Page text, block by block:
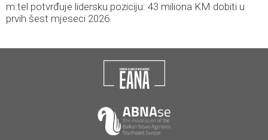
m:tel potvrđuje lidersku poziciju: 43 miliona KM dobiti u
prvih šest mjeseci 2026.